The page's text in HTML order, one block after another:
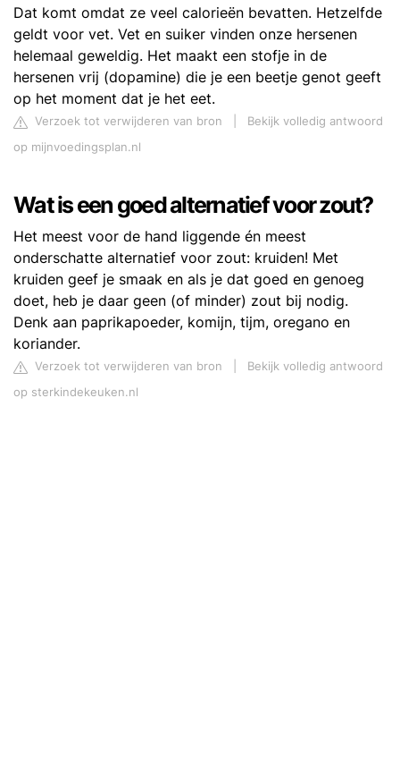
Dat komt omdat ze veel calorieën bevatten. Hetzelfde
geldt voor vet. Vet en suiker vinden onze hersenen
helemaal geweldig. Het maakt een stofje in de
hersenen vrij (dopamine) die je een beetje genot geeft
op het moment dat je het eet.
Verzoek tot verwijderen van bron
Bekijk volledig antwoord
op mijnvoedingsplan.nl
Wat is een goed alternatief voor zout?
Het meest voor de hand liggende én meest
onderschatte alternatief voor zout: kruiden! Met
kruiden geef je smaak en als je dat goed en genoeg
doet, heb je daar geen (of minder) zout bij nodig.
Denk aan paprikapoeder, komijn, tijm, oregano en
koriander.
Verzoek tot verwijderen van bron
Bekijk volledig antwoord
op sterkindekeuken.nl